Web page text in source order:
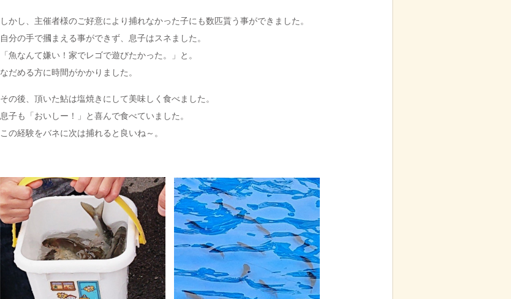
しかし、主催者様のご好意により捕れなかった子にも数匹貰う事ができました。
自分の手で摑まえる事ができず、息子はスネました。
「魚なんて嫌い！家でレゴで遊びたかった。」と。
なだめる方に時間がかかりました。
その後、頂いた鮎は塩焼きにして美味しく食べました。
息子も「おいしー！」と喜んで食べていました。
この経験をバネに次は捕れると良いね～。